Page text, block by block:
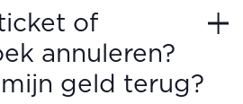
of
annuleren?
geld terug?